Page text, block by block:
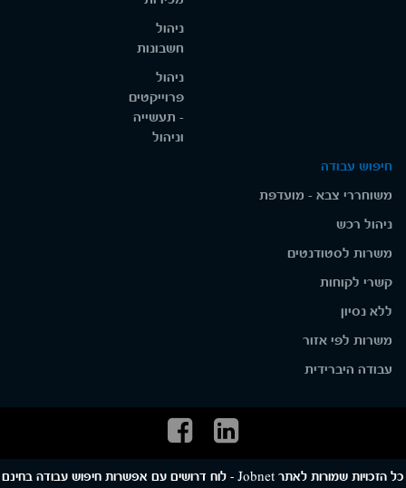
ניהול
חשבונות
ניהול
פרוייקטים
- תעשייה
וניהול
חיפוש עבודה
משוחררי צבא - מועדפת
ניהול רכש
משרות לסטודנטים
קשרי לקוחות
ללא נסיון
משרות לפי אזור
עבודה היברידית
כל הזכויות שמורות לאתר Jobnet - לוח דרושים עם אפשרות חיפוש עבודה בחינם